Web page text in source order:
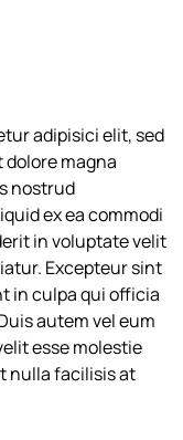
adipisici elit, sed
magna
nostrud
ex ea commodi
in voluptate velit
Excepteur sint
in culpa qui officia
autem vel eum
esse molestie
nulla facilisis at